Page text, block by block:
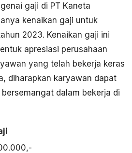
gaji di PT Kaneta
kenaikan gaji untuk
2023. Kenaikan gaji ini
apresiasi perusahaan
yang telah bekerja keras
diharapkan karyawan dapat
dalam bekerja di